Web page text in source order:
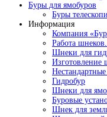
Буры для ямобуров
Буры
Информация
Компания
Работа
Шнеки для
Изготовление
Гидробур
Шнеки для
Буровые
Шнек для